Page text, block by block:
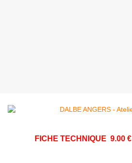
FICHE TECHNIQUE 9.00 €